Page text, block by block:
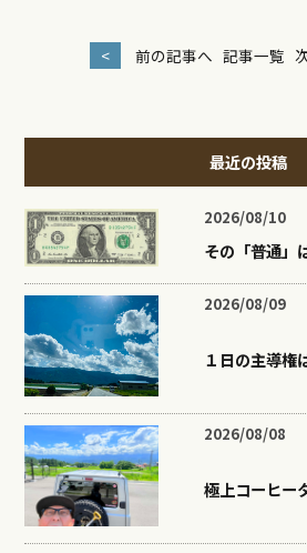
< 前の記事へ 記事一覧
最近の投稿
2026/08/10
その「普通」
2026/08/09
１日の主導権
2026/08/08
極上コーヒー